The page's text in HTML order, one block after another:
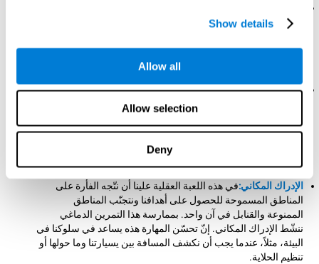
Show details
Allow all
Allow selection
Deny
نوقف خططنا. تساعدنا ممارسة هذا التحدّي العقلي في التنشيط
الفعل بسهولة وبطريقة صحيحة أمام حالات تطلب منّا أن نقف. مثلاً،
عندما نريد إجراء تجاوز بالسيارة أو عبور معبر المشاة.
المراقبة:خلال تطوّر هذه اللعبة العقلية علينا أن نحقّق إذا كانت
الاستراتيجيات التي نقوم بها مفيدة أو إذا ينبغي أن نغيّرها. بممارسة
المتعلّقة بقدرتنا على المراقبة. إنّ تحسّن المهارة المعرفية هذه
أساسي لحياتنا اليومية، لأنّه يساعدنا في كشف الأخطاء بسهولة.
الإدراك المكاني:في هذه اللعبة العقلية علينا أن نتّجه الفأرة على
المناطق المسموحة للحصول على أهدافنا ونتجنّب المناطق
الممنوعة والقنابل في آن واحد. بممارسة هذا التمرين الدماغي
ننشّط الإدراك المكاني. إنّ تحسّن المهارة هذه يساعد في سلوكنا في
البيئة، مثلاً، عندما يجب أن نكشف المسافة بين يسيارتنا وما حولها أو
تنظيم الحلاية.